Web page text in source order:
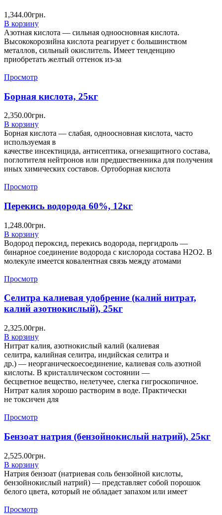
1,344.00грн.
В корзину
Азотная кислота — сильная одноосновная кислота.
Высококорозийна кислота реагирует с большинством
металлов, сильный окислитель. Имеет тенденцию
приобретать желтый оттенок из-за
Просмотр
Борная кислота, 25кг
2,350.00грн.
В корзину
Борная кислота — слабая, одноосновная кислота, часто
используемая в
качестве инсектицида, антисептика, огнезащитного состава,
поглотителя нейтронов или предшественника для получения
иных химических составов. Ортоборная кислота
Просмотр
Перекись водорода 60%, 12кг
1,248.00грн.
В корзину
Водород пероксид, перекись водорода, пергидроль —
бинарное соединение водорода с кислорода состава Н2О2. В
молекуле имеется ковалентная связь между атомами
Просмотр
Селитра калиевая удобрение (калий нитрат,
калий азотнокислый), 25кг
2,325.00грн.
В корзину
Нитрат калия, азотнокислый калий (калиевая
селитра, калийная селитра, индийская селитра и
др.) — неорганическоесоединение, калиевая соль азотной
кислоты. В кристаллическом состоянии —
бесцветное вещество, нелетучее, слегка гигроскопичное.
Нитрат калия хорошо растворим в воде. Практически
не токсичен для
Просмотр
Бензоат натрия (бензойнокислый натрий), 25кг
2,525.00грн.
В корзину
Натрия бензоат (натриевая соль бензойной кислоты,
бензойнокислый натрий) — представляет собой порошок
белого цвета, который не обладает запахом или имеет
Просмотр